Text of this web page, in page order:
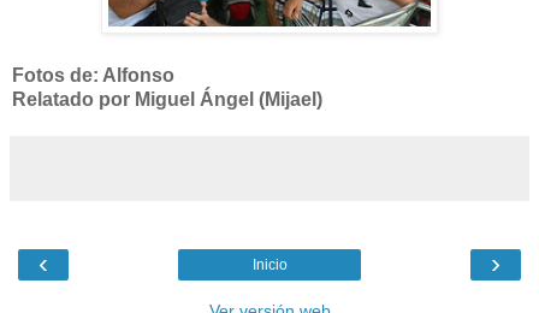
Fotos de: Alfonso
Relatado por Miguel Ángel (Mijael)
‹ ›
Inicio